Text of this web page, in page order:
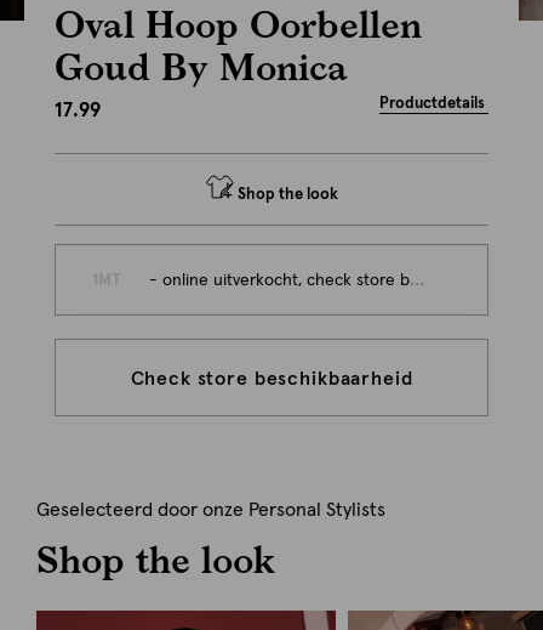
Oval Hoop Oorbellen
Goud By Monica
17.99 Productdetails
Shop the look
- online uitverkocht, check store beschikbaarheid
Check store beschikbaarheid
Geselecteerd door onze Personal Stylists
Shop the look